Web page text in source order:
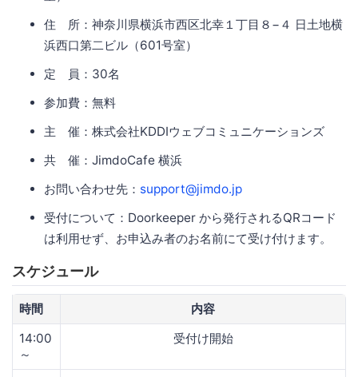
住 所：神奈川県横浜市西区北幸１丁目８−４ 日土地横
浜西口第二ビル（601号室）
定 員：30名
参加費：無料
主 催：株式会社KDDIウェブコミュニケーションズ
共 催：JimdoCafe 横浜
お問い合わせ先： support@jimdo.jp
受付について：Doorkeeper から発行されるQRコード
は利用せず、お申込み者のお名前にて受け付けます。
スケジュール
時間
内容
14:00
～
受付け開始